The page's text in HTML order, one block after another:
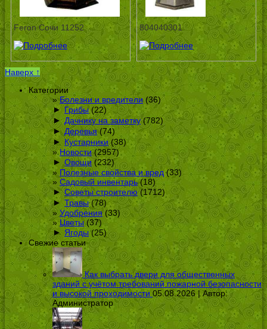
Feron Сочи 11252 804040301
Наверх ↑
Категории
Болезни и вредители(36)
► Грибы(22)
► Дачнику на заметку(782)
► Деревья(74)
► Кустарники(38)
Новости(2957)
► Овощи (232)
Полезные свойства и вред(33)
Садовый инвентарь(18)
► Советы строителю(1712)
► Травы(78)
Удобрения(33)
Цветы(37)
► Ягоды(25)
Свежие статьи
Как выбрать двери для общественных
зданий с учётом требований пожарной безопасности
и высокой проходимости 05.08.2026 | Автор:
Администратор